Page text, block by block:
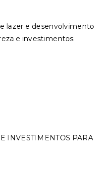
lazer e desenvolvimento
e investimentos
INVESTIMENTOS PARA